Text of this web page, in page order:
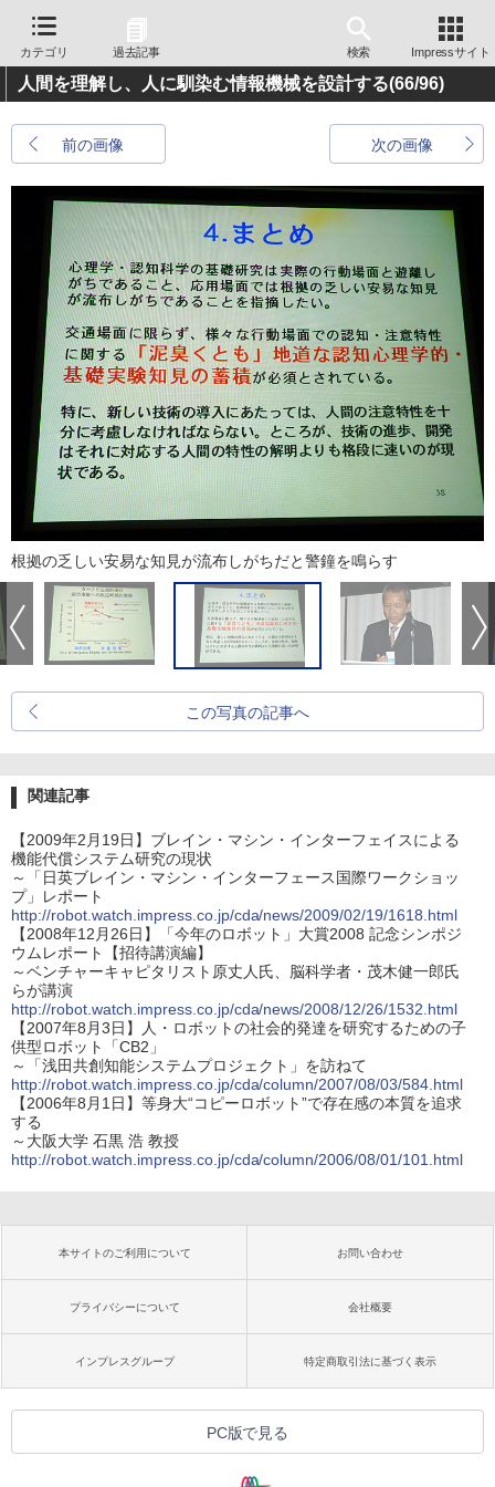
カテゴリ 過去記事 検索 Impressサイト
人間を理解し、人に馴染む情報機械を設計する(66/96)
前の画像 次の画像
根拠の乏しい安易な知見が流布しがちだと警鐘を鳴らす
この写真の記事へ
関連記事
【2009年2月19日】ブレイン・マシン・インターフェイスによる
機能代償システム研究の現状
～「日英ブレイン・マシン・インターフェース国際ワークショッ
プ」レポート
http://robot.watch.impress.co.jp/cda/news/2009/02/19/1618.html
【2008年12月26日】「今年のロボット」大賞2008 記念シンポジ
ウムレポート【招待講演編】
～ベンチャーキャピタリスト原丈人氏、脳科学者・茂木健一郎氏
らが講演
http://robot.watch.impress.co.jp/cda/news/2008/12/26/1532.html
【2007年8月3日】人・ロボットの社会的発達を研究するための子
供型ロボット「CB2」
～「浅田共創知能システムプロジェクト」を訪ねて
http://robot.watch.impress.co.jp/cda/column/2007/08/03/584.html
【2006年8月1日】等身大“コピーロボット”で存在感の本質を追求
する
～大阪大学 石黒 浩 教授
http://robot.watch.impress.co.jp/cda/column/2006/08/01/101.html
本サイトのご利用について お問い合わせ
プライバシーについて 会社概要
インプレスグループ 特定商取引法に基づく表示
PC版で見る